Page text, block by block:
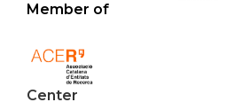
Member of
Center